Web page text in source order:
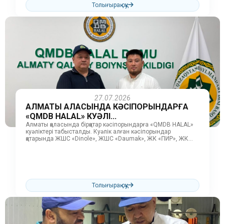
Толығырақ оқу
27.07.2026
АЛМАТЫ ҚАЛАСЫНДА КӘСІПОРЫНДАРҒА
«QMDB HALAL» КУӘЛІ...
Алматы қаласында бірқатар кәсіпорындарға «QMDB HALAL»
куәліктері табысталды. Куәлік алған кәсіпорындар
қатарында ЖШС «Dinole», ЖШС «Daumak», ЖК «ПИР», ЖК
Толығырақ оқу